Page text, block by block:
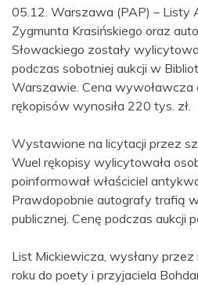
05.12. Warszawa (PAP) – Listy
Zygmunta Krasińskiego oraz
Słowackiego zostały
podczas sobotniej aukcji w
Warszawie. Cena wywoławcza
rękopisów wynosiła 220 tys. zł.
Wystawione na licytacji przez
Wuel rękopisy wylicytowała
poinformował właściciel
Prawdopobnie autografy trafią
publicznej. Cenę podczas aukcji
List Mickiewicza, wysłany
roku do poety i przyjaciela